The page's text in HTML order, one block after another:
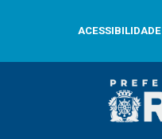
ACESSIBILIDADE